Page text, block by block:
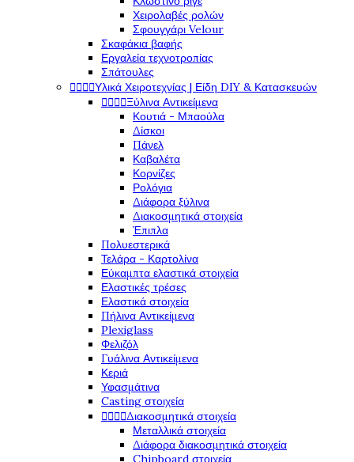
Χειρολαβές ρολών
Σφουγγάρι Velour
Σκαφάκια βαφής
Εργαλεία τεχνοτροπίας
Σπάτουλες
Υλικά Χειροτεχνίας | Είδη DIY & Κατασκευών
Ξύλινα Αντικείμενα
Κουτιά - Μπαούλα
Δίσκοι
Πάνελ
Καβαλέτα
Κορνίζες
Ρολόγια
Διάφορα ξύλινα
Διακοσμητικά στοιχεία
Έπιπλα
Πολυεστερικά
Τελάρα - Καρτολίνα
Εύκαμπτα ελαστικά στοιχεία
Ελαστικές τρέσες
Ελαστικά στοιχεία
Πήλινα Αντικείμενα
Plexiglass
Φελιζόλ
Γυάλινα Αντικείμενα
Κεριά
Υφασμάτινα
Casting στοιχεία
Διακοσμητικά στοιχεία
Μεταλλικά στοιχεία
Διάφορα διακοσμητικά στοιχεία
Chipboard στοιχεία